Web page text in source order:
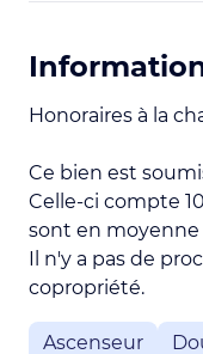
Honoraires à la
Ce bien est
Celle-ci compte
sont en moyenne
Il n'y a pas de
copropriété.
Ascenseur